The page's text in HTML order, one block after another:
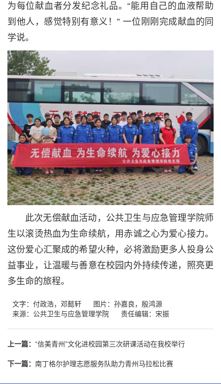
为每位献血者分发纪念礼品。“能用自己的血液帮助
到他人，感觉特别有意义！” 一位刚刚完成献血的同
学说。
此次无偿献血活动，公共卫生与应急管理学院师
生以滚烫热血为生命续航，用赤诚之心为爱心接力。
这份爱心汇聚成的希望火种，必将激励更多人投身公
益事业，让温暖与善意在校园内外持续传递，照亮更
多生命的旅程。
文字：付政浩，邓懿轩
图片：孙嘉良，殷鸿源
来源：公共卫生与应急管理学院
责任编辑：宋振
上一篇： “信美青州”文化进校园第三次研课活动在我校举行
下一篇： 南丁格尔护理志愿服务队助力青州马拉松比赛